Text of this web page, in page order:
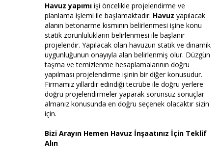
Havuz yapımı işi öncelikle projelendirme ve
planlama işlemi ile başlamaktadır. Havuz yapılacak
alanın betonarme kısmının belirlenmesi işine konu
statik zorunlulukların belirlenmesi ile başlanır
projelendir. Yapılacak olan havuzun statik ve dinamik
uygunluğunun onayıyla alan belirlenmiş olur. Düzgün
taşma ve temizlenme hesaplamalarının doğru
yapılması projelendirme işinin bir diğer konusudur.
Firmamız yıllardır edindiği tecrübe ile doğru yerlere
doğru projelendirmeler yaparak sorunsuz sonuçlar
almanız konusunda en doğru seçenek olacaktır sizin
için.
Bizi Arayın Hemen Havuz İnşaatınız İçin Teklif
Alın